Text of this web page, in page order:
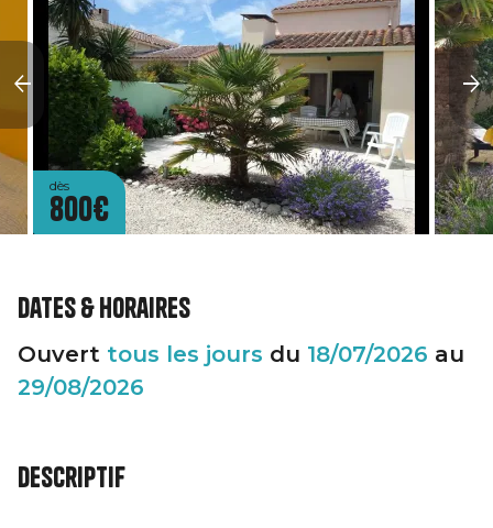
dès
800€
Dates & horaires
Ouvert tous les jours du 18/07/2026 au
29/08/2026
Descriptif